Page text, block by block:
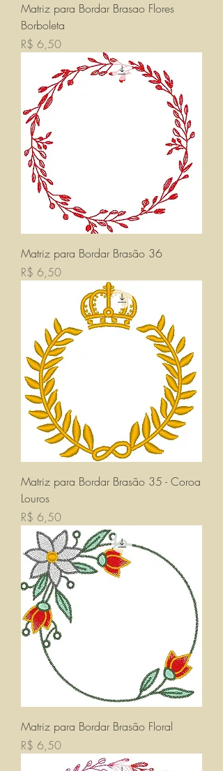
Matriz para Bordar Brasao Flores
Borboleta
Preço
R$ 6,50
Matriz para Bordar Brasão 36
Preço
R$ 6,50
Matriz para Bordar Brasão 35 - Coroa
Louros
Preço
R$ 6,50
Matriz para Bordar Brasão Floral
Preço
R$ 6,50